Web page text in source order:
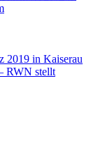
2019 in Kaiserau
RWN stellt